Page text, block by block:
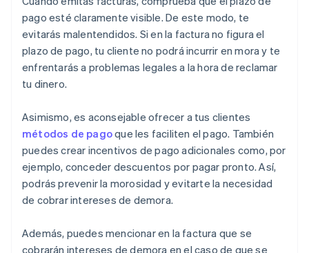
pago esté claramente visible. De este modo, te
evitarás malentendidos. Si en la factura no figura el
plazo de pago, tu cliente no podrá incurrir en mora y te
enfrentarás a problemas legales a la hora de reclamar
tu dinero.
Asimismo, es aconsejable ofrecer a tus clientes
métodos de pagoque les faciliten el pago. También
puedes crear incentivos de pago adicionales como, por
ejemplo, conceder descuentos por pagar pronto. Así,
podrás prevenir la morosidad y evitarte la necesidad
de cobrar intereses de demora.
Además, puedes mencionar en la factura que se
cobrarán intereses de demora en el caso de que se